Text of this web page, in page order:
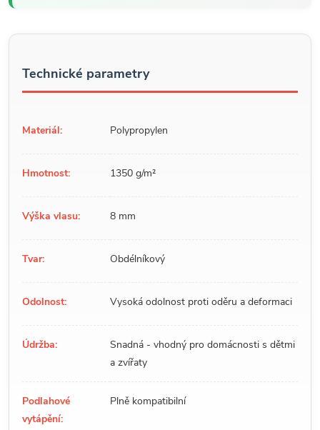
Technické parametry
Materiál: Polypropylen
Hmotnost: 1350 g/m²
Výška vlasu: 8 mm
Tvar: Obdélníkový
Odolnost: Vysoká odolnost proti oděru a deformaci
Údržba:
Snadná - vhodný pro domácnosti s dětmi
a zvířaty
Podlahové
vytápění:
Plně kompatibilní